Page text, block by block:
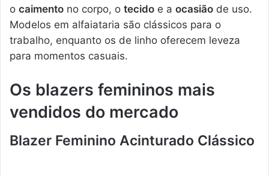
o caimento no corpo, o tecido e a ocasião de uso.
Modelos em alfaiataria são clássicos para o
trabalho, enquanto os de linho oferecem leveza
para momentos casuais.
Os blazers femininos mais
vendidos do mercado
Blazer Feminino Acinturado Clássico